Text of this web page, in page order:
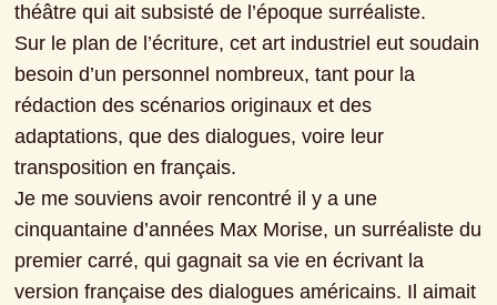
théâtre qui ait subsisté de l’époque surréaliste.
Sur le plan de l’écriture, cet art industriel eut soudain
besoin d’un personnel nombreux, tant pour la
rédaction des scénarios originaux et des
adaptations, que des dialogues, voire leur
transposition en français.
Je me souviens avoir rencontré il y a une
cinquantaine d’années Max Morise, un surréaliste du
premier carré, qui gagnait sa vie en écrivant la
version française des dialogues américains. Il aimait